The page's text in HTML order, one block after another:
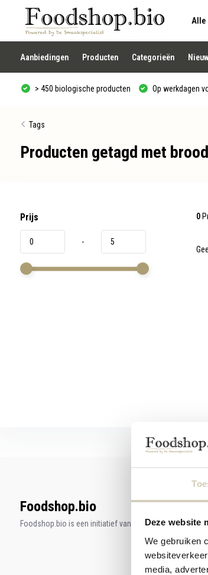
Deze website
We gebruiken
media,
Alle
Gebruik
de
pijltjes
op
en
neer
een
te
selecteren.
op
Enter
te
gaan.
Als
met
aanraaktoetsen
werkt,
Aanbiedingen Producten Categorieën
> 450 biologische producten Op werkdagen
Tags
Producten getagd met
Prijs
-
0
Foodshop.bio
Foodshop.bio is een initiatief van de Smaakspecialist